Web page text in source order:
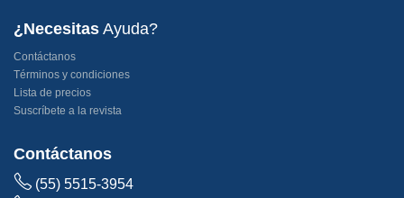
¿Necesitas Ayuda?
Contáctanos
Términos y condiciones
Lista de precios
Suscríbete a la revista
Contáctanos
(55) 5515-3954